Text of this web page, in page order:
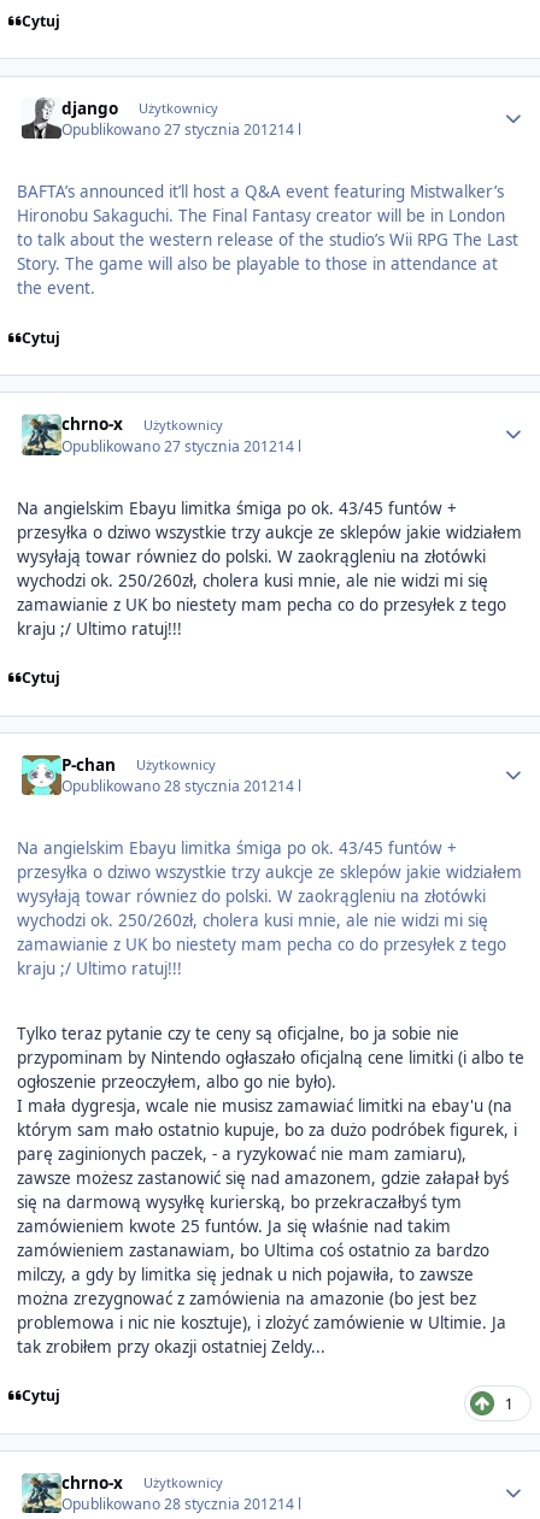
Cytuj
django Użytkownicy
Opublikowano27 stycznia 201214 l
BAFTA’s announced it’ll host a Q&A event featuring Mistwalker’s
Hironobu Sakaguchi. The Final Fantasy creator will be in London
to talk about the western release of the studio’s Wii RPG The Last
Story. The game will also be playable to those in attendance at
the event.
Cytuj
chrno-x Użytkownicy
Opublikowano27 stycznia 201214 l
Na angielskim Ebayu limitka śmiga po ok. 43/45 funtów +
przesyłka o dziwo wszystkie trzy aukcje ze sklepów jakie widziałem
wysyłają towar równiez do polski. W zaokrągleniu na złotówki
wychodzi ok. 250/260zł, cholera kusi mnie, ale nie widzi mi się
zamawianie z UK bo niestety mam pecha co do przesyłek z tego
kraju ;/ Ultimo ratuj!!!
Cytuj
P-chan Użytkownicy
Opublikowano28 stycznia 201214 l
Na angielskim Ebayu limitka śmiga po ok. 43/45 funtów +
przesyłka o dziwo wszystkie trzy aukcje ze sklepów jakie widziałem
wysyłają towar równiez do polski. W zaokrągleniu na złotówki
wychodzi ok. 250/260zł, cholera kusi mnie, ale nie widzi mi się
zamawianie z UK bo niestety mam pecha co do przesyłek z tego
kraju ;/ Ultimo ratuj!!!
Tylko teraz pytanie czy te ceny są oficjalne, bo ja sobie nie
przypominam by Nintendo ogłaszało oficjalną cene limitki (i albo te
ogłoszenie przeoczyłem, albo go nie było).
I mała dygresja, wcale nie musisz zamawiać limitki na ebay'u (na
którym sam mało ostatnio kupuje, bo za dużo podróbek figurek, i
parę zaginionych paczek, - a ryzykować nie mam zamiaru),
zawsze możesz zastanowić się nad amazonem, gdzie załapał byś
się na darmową wysyłkę kurierską, bo przekraczałbyś tym
zamówieniem kwote 25 funtów. Ja się właśnie nad takim
zamówieniem zastanawiam, bo Ultima coś ostatnio za bardzo
milczy, a gdy by limitka się jednak u nich pojawiła, to zawsze
można zrezygnować z zamówienia na amazonie (bo jest bez
problemowa i nic nie kosztuje), i zlożyć zamówienie w Ultimie. Ja
tak zrobiłem przy okazji ostatniej Zeldy...
Cytuj 1
chrno-x Użytkownicy
Opublikowano28 stycznia 201214 l